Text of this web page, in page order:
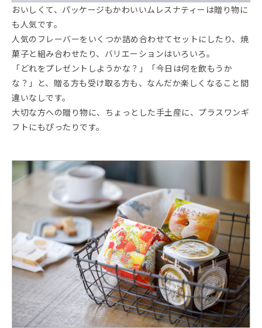
おいしくて、パッケージもかわいいムレスナティーは贈り物に
も人気です。
人気のフレーバーをいくつか詰め合わせてセットにしたり、焼
菓子と組み合わせたり、バリエーションはいろいろ。
「どれをプレゼントしようかな？」「今日は何を飲もうか
な？」と、贈る方も受け取る方も、なんだか楽しくなること間
違いなしです。
大切な方への贈り物に、ちょっとした手土産に、プラスワンギ
フトにもぴったりです。